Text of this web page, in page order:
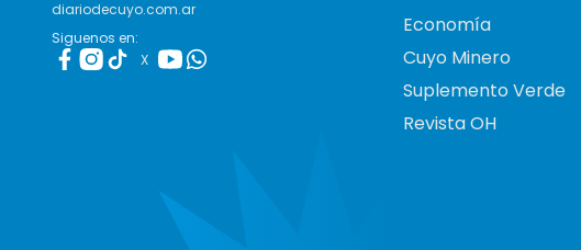
diariodecuyo.com.ar
Siguenos en:
X
Economía
Cuyo Minero
Suplemento Verde
Revista OH